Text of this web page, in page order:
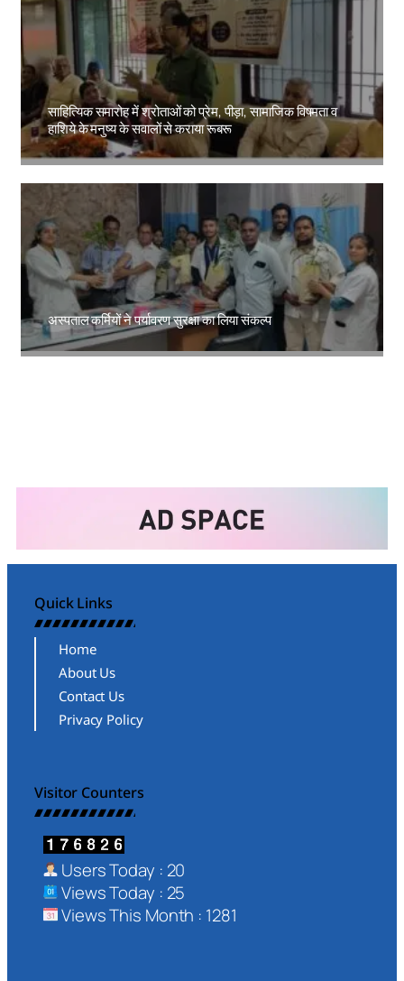
साहित्यिक समारोह में श्रोताओं को प्रेम, पीड़ा, सामाजिक विषमता व
हाशिये के मनुष्य के सवालों से कराया रूबरू
Amit Lekh
अस्पताल कर्मियों ने पर्यावरण सुरक्षा का लिया संकल्प
Amit Lekh
Quick Links
Home
About Us
Contact Us
Privacy Policy
Visitor Counters
Users Today : 20
Views Today : 25
Views This Month : 1281